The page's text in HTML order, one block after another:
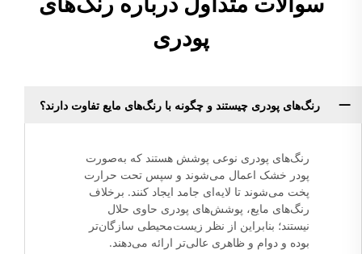
پودری
رنگ‌های پودری چیستند و چگونه با رنگ‌های مایع تفاوت دارند؟
رنگ‌های پودری نوعی پوشش هستند که به‌صورت
پودر خشک اعمال می‌شوند و سپس تحت حرارت
پخت می‌شوند تا لایه‌ای جامد ایجاد کنند. برخلاف
رنگ‌های مایع، پوشش‌های پودری حاوی حلال
نیستند؛ بنابراین از نظر زیست‌محیطی سازگان‌تر
بوده و دوام و ظاهری عالی‌تر ارائه می‌دهند.